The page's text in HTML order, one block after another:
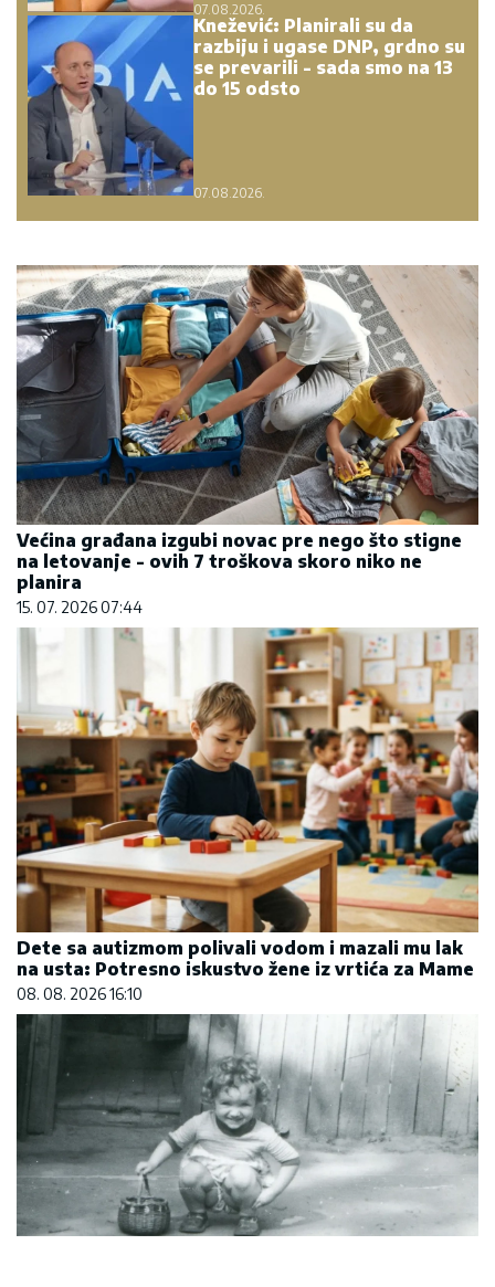
07.08.2026.
Knežević: Planirali su da
razbiju i ugase DNP, grdno su
se prevarili - sada smo na 13
do 15 odsto
07.08.2026.
Većina građana izgubi novac pre nego što stigne
na letovanje - ovih 7 troškova skoro niko ne
planira
15. 07. 2026 07:44
Dete sa autizmom polivali vodom i mazali mu lak
na usta: Potresno iskustvo žene iz vrtića za Mame
08. 08. 2026 16:10